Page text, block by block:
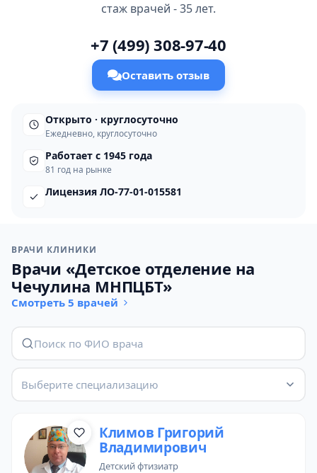
стаж врачей - 35 лет.
+7 (499) 308-97-40
Оставить отзыв
Открыто · круглосуточно
Ежедневно, круглосуточно
Работает с 1945 года
81 год на рынке
Лицензия ЛО-77-01-015581
ВРАЧИ КЛИНИКИ
Врачи «Детское отделение на
Чечулина МНПЦБТ»
Смотреть 5 врачей
Выберите специализацию
Климов Григорий
Владимирович
детский фтизиатр